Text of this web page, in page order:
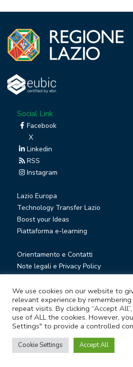
Social Link
Facebook
X
Linkedin
RSS
Instagram
Lazio Europa
Technology Transfer Lazio
Boost your Ideas
Piattaforma e-learning
Orientamento e Contatti
Note legali e Privacy Policy
Società trasparente
Whistleblowing
© Lazio Innova S.p.A. società soggetta a
coordinamento della Regione Lazio
Sede legale Via Marco Aurelio 26 A -
We use cookies on our website to
relevant experience by
repeat visits. By clicking “Accept
use of ALL the cookies. However,
Settings" to provide a controlled
Cookie Settings Accept All